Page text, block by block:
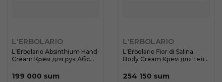
L'ERBOLARIO
L'Erbolario Absinthium Hand
Cream Крем для рук Абс...
199 000 sum
L'ERBOLARIO
L'Erbolario Fior di Salina
Body Cream Крем для тел...
254 150 sum